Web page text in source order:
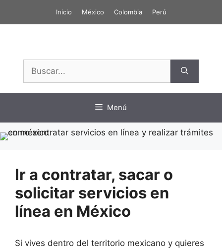
Inicio México Colombia Perú
Menú
Ir a contratar, sacar o
solicitar servicios en
línea en México
Si vives dentro del territorio mexicano y quieres